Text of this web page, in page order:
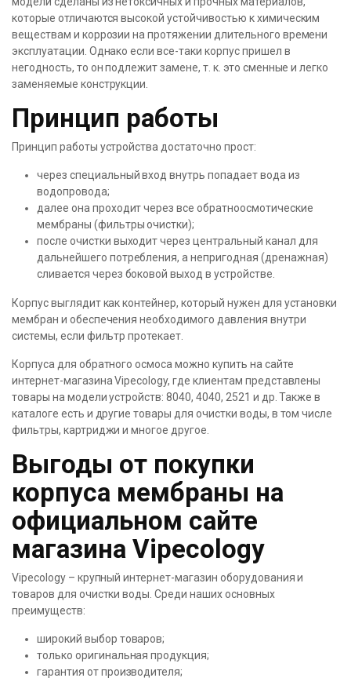
которые отличаются высокой устойчивостью к химическим
веществам и коррозии на протяжении длительного времени
эксплуатации. Однако если все-таки корпус пришел в
негодность, то он подлежит замене, т. к. это сменные и легко
заменяемые конструкции.
Принцип работы
Принцип работы устройства достаточно прост:
через специальный вход внутрь попадает вода из
водопровода;
далее она проходит через все обратноосмотические
мембраны (фильтры очистки);
после очистки выходит через центральный канал для
дальнейшего потребления, а непригодная (дренажная)
сливается через боковой выход в устройстве.
Корпус выглядит как контейнер, который нужен для установки
мембран и обеспечения необходимого давления внутри
системы, если фильтр протекает.
Корпуса для обратного осмоса можно купить на сайте
интернет-магазина Vipecology, где клиентам представлены
товары на модели устройств: 8040, 4040, 2521 и др. Также в
каталоге есть и другие товары для очистки воды, в том числе
фильтры, картриджи и многое другое.
Выгоды от покупки
корпуса мембраны на
официальном сайте
магазина Vipecology
Vipecology – крупный интернет-магазин оборудования и
товаров для очистки воды. Среди наших основных
преимуществ:
широкий выбор товаров;
только оригинальная продукция;
гарантия от производителя;